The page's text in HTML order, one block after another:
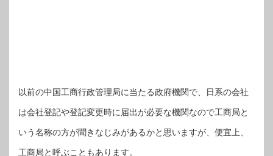
以前の中国工商行政管理局に当たる政府機関で、日系の会社
は会社登記や登記変更時に届出が必要な機関なので工商局と
いう名称の方が聞きなじみがあるかと思いますが、便宜上、
工商局と呼ぶこともあります。